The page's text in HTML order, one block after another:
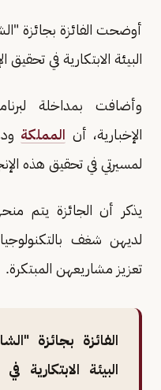
أوضحت الفائزة بجائزة
البيئة الابتكارية في تحقيق
وأضافت بمداخلة
الإخبارية، أن المملكة
لمسيرتي في تحقيق هذه
يذكر أن الجائزة يتم
لديهن شغف
تعزيز مشاريعهن المبتكرة.
الفائزة بجائزة
البيئة الابتكارية